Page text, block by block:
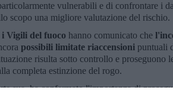
vulnerabili e di confrontare i
scopo una migliore valutazione del rischio.
i Vigili del fuoco hanno comunicato che
possibili limitate riaccensioni puntuali
risulta sotto controllo e proseguono
completa estinzione del rogo.
sua, ha confermato l'importanza di